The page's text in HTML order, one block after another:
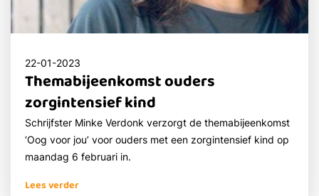
22-01-2023
Themabijeenkomst ouders
zorgintensief kind
Schrijfster Minke Verdonk verzorgt de themabijeenkomst
‘Oog voor jou’ voor ouders met een zorgintensief kind op
maandag 6 februari in.
Lees verder